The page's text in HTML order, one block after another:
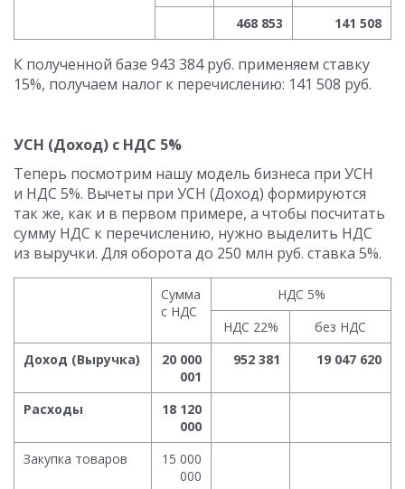
468 853
141 508
К полученной базе 943 384 руб. применяем ставку
15%, получаем налог к перечислению: 141 508 руб.
УСН (Доход) с НДС 5%
Теперь посмотрим нашу модель бизнеса при УСН
и НДС 5%. Вычеты при УСН (Доход) формируются
так же, как и в первом примере, а чтобы посчитать
сумму НДС к перечислению, нужно выделить НДС
из выручки. Для оборота до 250 млн руб. ставка 5%.
Сумма
с НДС
НДС 5%
НДС 22%
без НДС
Доход (Выручка)
20 000
001
952 381 19 047 620
Расходы
18 120
000
Закупка товаров
15 000
000